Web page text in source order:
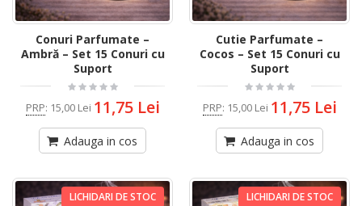
Conuri Parfumate –
Ambră – Set 15 Conuri cu
Suport
PRP: 15,00 Lei 11,75 Lei
Adauga in cos
Cutie Parfumate –
Cocos – Set 15 Conuri cu
Suport
PRP: 15,00 Lei 11,75 Lei
Adauga in cos
LICHIDARI DE STOC LICHIDARI DE STOC